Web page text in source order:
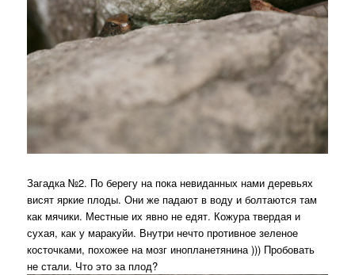
Загадка №2. По берегу на пока невиданных нами деревьях
висят яркие плоды. Они же падают в воду и болтаются там
как мячики. Местные их явно не едят. Кожура твердая и
сухая, как у маракуйи. Внутри нечто противное зеленое
косточками, похожее на мозг инопланетянина ))) Пробовать
не стали. Что это за плод?